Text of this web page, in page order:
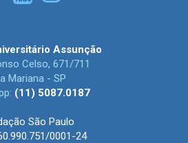
Assunção
Celso, 671/711
Mariana - SP
(11) 5087.0187
São Paulo
0001-24